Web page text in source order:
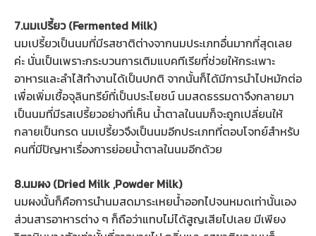
7.นมเปรี้ยว (Fermented Milk)
นมเปรี้ยวเป็นนมที่มีรสชาติต่างจากนมประเภทอื่นมากที่สุดเลย
ค่ะ นั่นเป็นเพราะกระบวนการเติมแบคทีเรียที่ช่วยให้กระเพาะ
อาหารและลำไส้ทำงานได้เป็นปกติ จากนั้นก็ได้มีการนำไปหมักต่อ
เพื่อเพิ่มเชื้อจุลินทรีย์ที่เป็นประโยชน์ นมสดธรรมดาจึงกลายมา
เป็นนมที่มีรสเปรี้ยวอย่างที่เห็น น้ำตาลในนมก็จะถูกเปลี่ยนให้
กลายเป็นกรด นมเปรี้ยวจึงเป็นนมอีกประเภทที่ตอบโจทย์สำหรับ
คนที่มีปัญหาเรื่องการย่อยน้ำตาลในนมอีกด้วย
8.นมผง (Dried Milk ,Powder Milk)
นมผงนั้นก็คือการนำนมสดมาระเหยน้ำออกไปจนหมดเท่านั้นเอง
ส่วนสารอาหารต่าง ๆ ก็ถือว่าแทบไม่ได้สูญเสียไปเลย มีเพียง